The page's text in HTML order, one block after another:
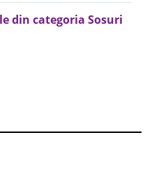
din categoria Sosuri